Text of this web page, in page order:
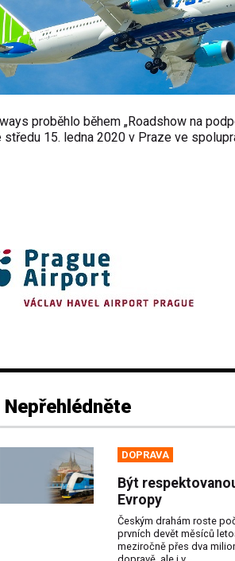
proběhlo během „Roadshow na
15. ledna 2020 v Praze ve
Nepřehlédněte
DOPRAVA
Být
Evropy
Českým drahám roste
prvních devět měsíců
meziročně přes dva